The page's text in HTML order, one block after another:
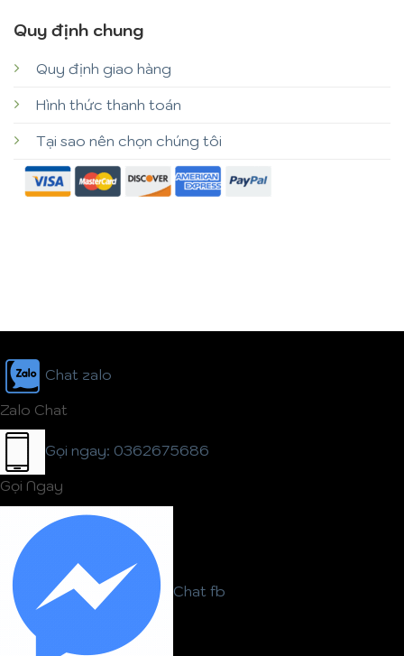
Quy định chung
Quy định giao hàng
Hình thức thanh toán
Tại sao nên chọn chúng tôi
Chat zalo
Zalo Chat
Gọi ngay: 0362675686
Gọi Ngay
Chat fb